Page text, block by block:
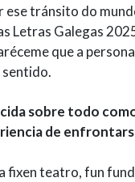
ese tránsito do
Letras Galegas
que a
sobre todo
de
fixen teatro, fun